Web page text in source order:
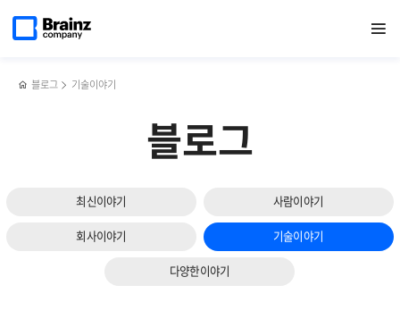
열기
페이지로
블로그 기술이야기
블로그
최신이야기 사람이야기
회사이야기 기술이야기
다양한이야기
공공솔루션마켓]
표준운영절차
대응을
ITSM
다음
슬라이드